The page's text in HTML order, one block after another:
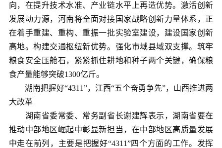
向，在提升技术水准、产业链水平上再造优势。激活创新
发展动力源，河南将全面对接国家战略创新力量体系，正
在着手重建、重构、重振一批实验室建设，建设国家创新
高地。构建交通枢纽新优势。强化市域县域双支撑。筑牢
粮食安全压舱石，紧紧抓住耕地和种子两个关键，确保粮
食产量能够突破1300亿斤。
湖南把握好“4311”，江西“五个奋勇争先”，山西推进两
大改革
湖南省委常委、常务副省长谢建辉表示，湖南省要在
推动中部地区崛起中彰显新担当，在中部地区高质量发展
中走在前列，主要是把握好“4311”四个方面的工作。发挥